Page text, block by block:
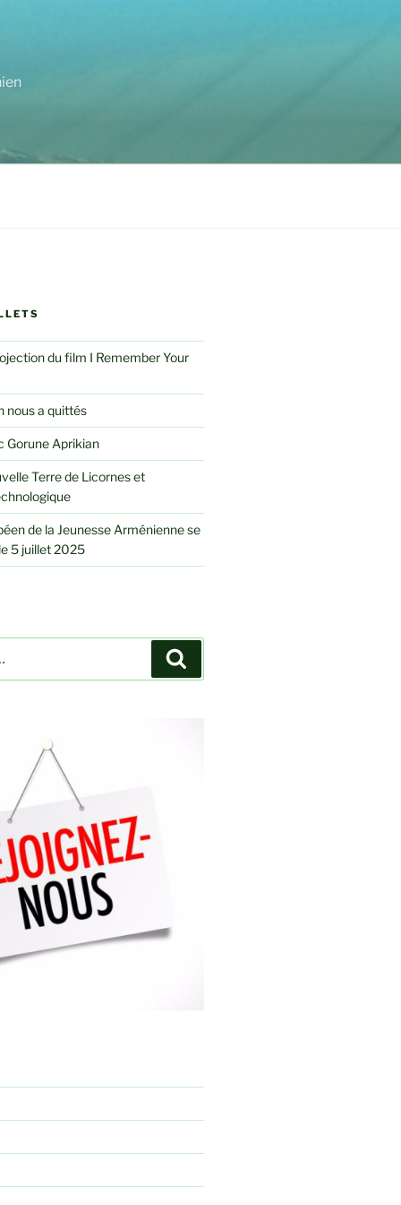
du film I Remember Your
nous a quittés
Gorune Aprikian
Terre de Licornes et
de la Jeunesse Arménienne se
5 juillet 2025